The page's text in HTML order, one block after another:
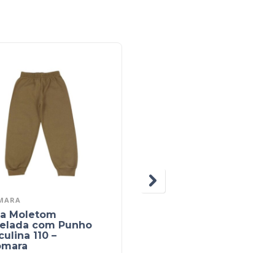
Moletom
com Punho
110 –